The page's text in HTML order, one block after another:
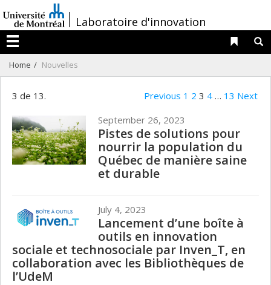
au
contenu
/Laboratoire d'innovation
Menu
Liens
Home Nouvelles
3 de 13. Previous 1 2 3 4 … 13 Next
September 26, 2023
Pistes de solutions pour
nourrir la population du
Québec de manière saine
et durable
July 4, 2023
Lancement d’une boîte à
outils en innovation
sociale et technosociale par Inven_T, en
collaboration avec les Bibliothèques de
l’UdeM